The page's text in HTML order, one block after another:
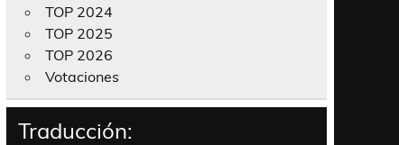
TOP 2024
TOP 2025
TOP 2026
Votaciones
Traducción: